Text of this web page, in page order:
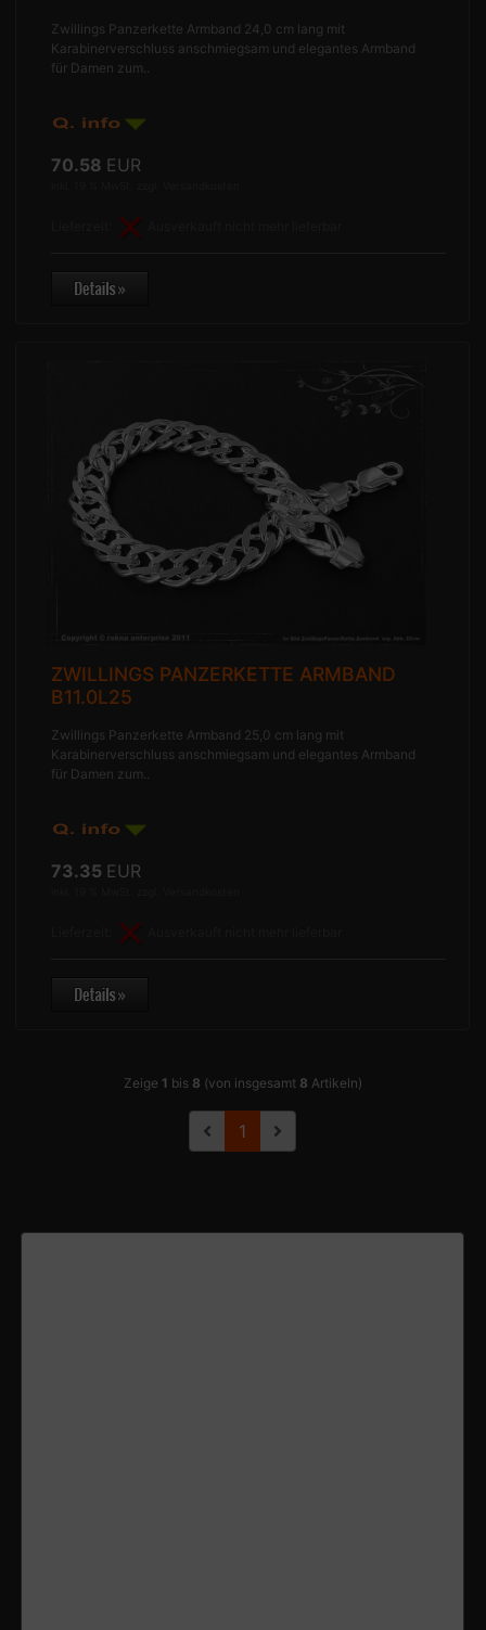
Zwillings Panzerkette Armband 24,0 cm lang mit
Karabinerverschluss anschmiegsam und elegantes Armband
für Damen zum..
70.58 EUR
ZWILLINGS PANZERKETTE ARMBAND
B11.0L25
Zwillings Panzerkette Armband 25,0 cm lang mit
Karabinerverschluss anschmiegsam und elegantes Armband
für Damen zum..
73.35 EUR
Zeige 1 bis 8 (von insgesamt 8 Artikeln)
1